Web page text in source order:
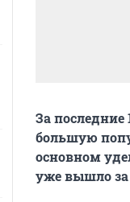
За
большую
основном
уже вышло за